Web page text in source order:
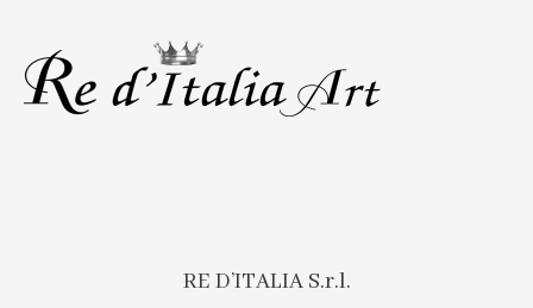
RE D’ITALIA S.r.l.